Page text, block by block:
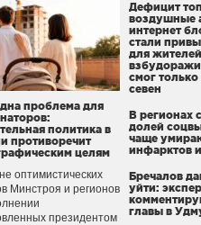
проблема для
политика в
противоречит
целям
оптимистических
Минстроя и регионов
президентом
Дефицит
воздушные
интернет
стали
для
смог
севен
В регионах
долей
чаще
инфарктов
Бречалов
уйти:
главы в